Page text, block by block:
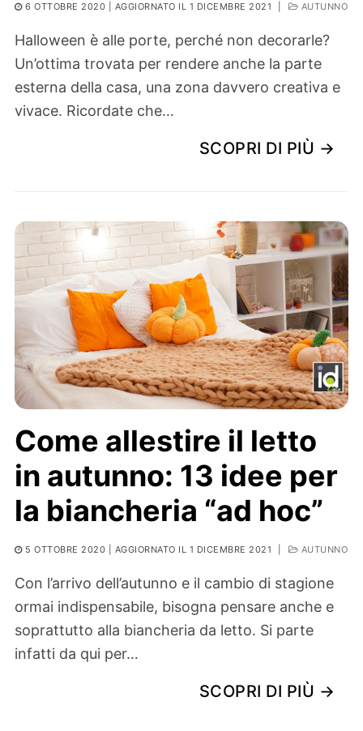
6 OTTOBRE 2020 | AGGIORNATO IL 1 DICEMBRE 2021 AUTUNNO
Halloween è alle porte, perché non decorarle?
Un’ottima trovata per rendere anche la parte
esterna della casa, una zona davvero creativa e
vivace. Ricordate che…
SCOPRI DI PIÙ →
Come allestire il letto
in autunno: 13 idee per
la biancheria “ad hoc”
5 OTTOBRE 2020 | AGGIORNATO IL 1 DICEMBRE 2021 AUTUNNO
Con l’arrivo dell’autunno e il cambio di stagione
ormai indispensabile, bisogna pensare anche e
soprattutto alla biancheria da letto. Si parte
infatti da qui per…
SCOPRI DI PIÙ →